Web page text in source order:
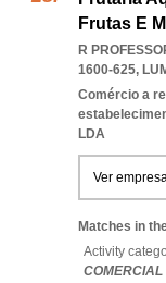
Frutas E
R
1600-625,
Comércio a
LDA
Ver
Matches in
Activity
COMERCIAL